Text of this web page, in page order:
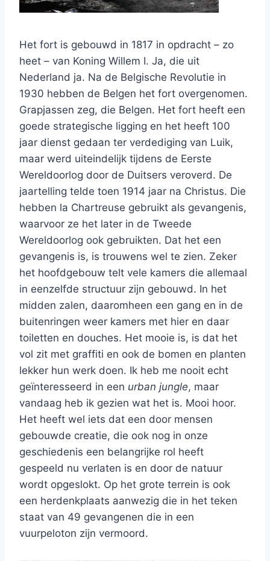
Het fort is gebouwd in 1817 in opdracht – zo
heet – van Koning Willem I. Ja, die uit
Nederland ja. Na de Belgische Revolutie in
1930 hebben de Belgen het fort overgenomen.
Grapjassen zeg, die Belgen. Het fort heeft een
goede strategische ligging en het heeft 100
jaar dienst gedaan ter verdediging van Luik,
maar werd uiteindelijk tijdens de Eerste
Wereldoorlog door de Duitsers veroverd. De
jaartelling telde toen 1914 jaar na Christus. Die
hebben la Chartreuse gebruikt als gevangenis,
waarvoor ze het later in de Tweede
Wereldoorlog ook gebruikten. Dat het een
gevangenis is, is trouwens wel te zien. Zeker
het hoofdgebouw telt vele kamers die allemaal
in eenzelfde structuur zijn gebouwd. In het
midden zalen, daaromheen een gang en in de
buitenringen weer kamers met hier en daar
toiletten en douches. Het mooie is, is dat het
vol zit met graffiti en ook de bomen en planten
lekker hun werk doen. Ik heb me nooit echt
geïnteresseerd in een urban jungle, maar
vandaag heb ik gezien wat het is. Mooi hoor.
Het heeft wel iets dat een door mensen
gebouwde creatie, die ook nog in onze
geschiedenis een belangrijke rol heeft
gespeeld nu verlaten is en door de natuur
wordt opgeslokt. Op het grote terrein is ook
een herdenkplaats aanwezig die in het teken
staat van 49 gevangenen die in een
vuurpeloton zijn vermoord.